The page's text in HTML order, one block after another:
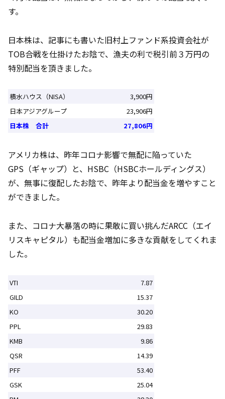
す。
日本株は、記事にも書いた旧村上ファンド系投資会社が
TOB合戦を仕掛けたお陰で、漁夫の利で税引前３万円の
特別配当を頂きました。
積水ハウス（NISA）
3,900円
日本アジアグループ
23,906円
日本株 合計
27,806円
アメリカ株は、昨年コロナ影響で無配に陥っていた
GPS（ギャップ）と、HSBC（HSBCホールディングス）
が、無事に復配したお陰で、昨年より配当金を増やすこと
ができました。
また、コロナ大暴落の時に果敢に買い挑んだARCC（エイ
リスキャピタル）も配当金増加に多きな貢献をしてくれま
した。
VTI
7.87
GILD
15.37
KO
30.20
PPL
29.83
KMB
9.86
QSR
14.39
PFF
53.40
GSK
25.04